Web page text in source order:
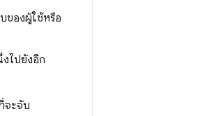
ของผู้ใช้หรือ
ไปยังอีก
จะจับ